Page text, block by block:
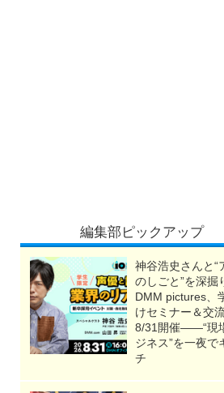
編集部ピックアップ
神谷浩史さんと“
のしごと”を深掘
DMM pictures、
けセミナー＆交
8/31開催――“現
ジネス”を一夜で
チ